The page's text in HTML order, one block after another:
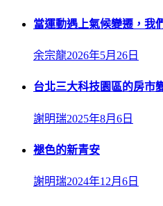
當運動遇上氣候變遷，我
余宗龍2026年5月26日
台北三大科技園區的房市
謝明瑞2025年8月6日
褪色的新青安
謝明瑞2024年12月6日